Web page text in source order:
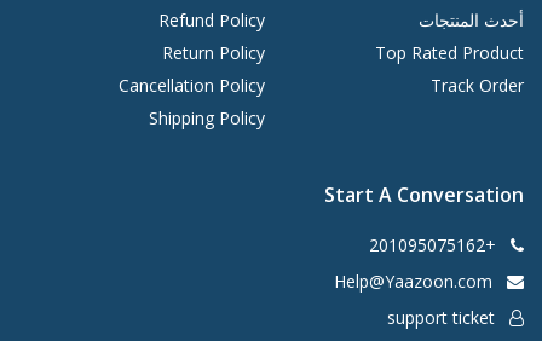
أحدث المنتجات
Top Rated Product
Track Order
Refund Policy
Return Policy
Cancellation Policy
Shipping Policy
Start A Conversation
+201095075162